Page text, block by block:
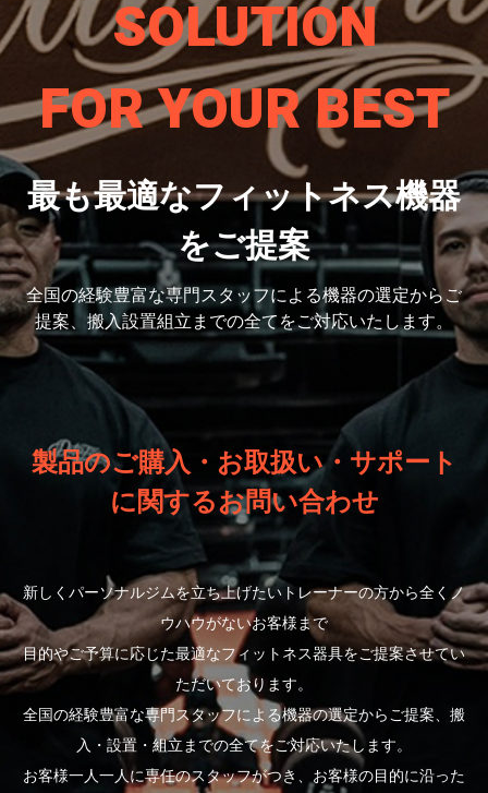
SOLUTION
FOR YOUR BEST
最も最適なフィットネス機器
をご提案
全国の経験豊富な専門スタッフによる機器の選定からご
提案、搬入設置組立までの全てをご対応いたします。
製品のご購入・お取扱い・サポート
に関するお問い合わせ
新しくパーソナルジムを立ち上げたいトレーナーの方から全くノ
ウハウがないお客様まで
目的やご予算に応じた最適なフィットネス器具をご提案させてい
ただいております。
全国の経験豊富な専門スタッフによる機器の選定からご提案、搬
入・設置・組立までの全てをご対応いたします。
お客様一人一人に専任のスタッフがつき、お客様の目的に沿った